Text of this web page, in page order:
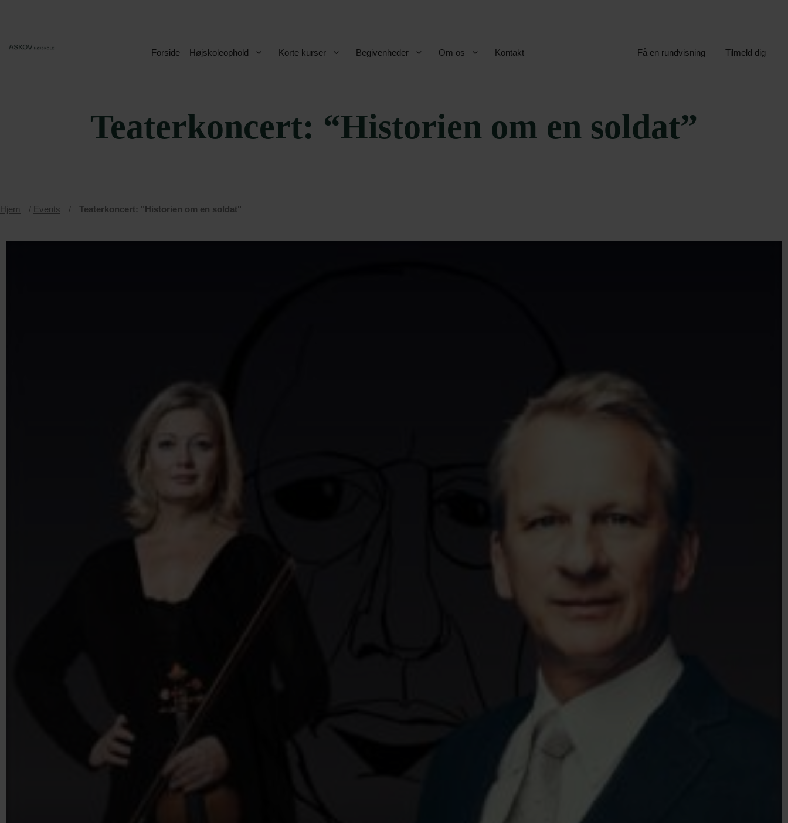
Forside
Højskoleophold Korte kurser Begivenheder Om os Kontakt Få en rundvisning Tilmeld dig
Teaterkoncert: “Historien om en soldat”
Hjem / Events / Teaterkoncert: "Historien om en soldat"